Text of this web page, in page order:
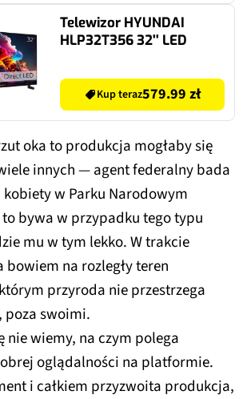
Telewizor HYUNDAI
HLP32T356 32'' LED
Kup teraz579.99 zł
oka to produkcja mogłaby się
innych — agent federalny bada
w Parku Narodowym
to bywa w przypadku tego typu
mu w tym lekko. W trakcie
na rozległy teren
przyroda nie przestrzega
poza swoimi.
nie wiemy, na czym polega
oglądalności na platformie.
i całkiem przyzwoita produkcja,